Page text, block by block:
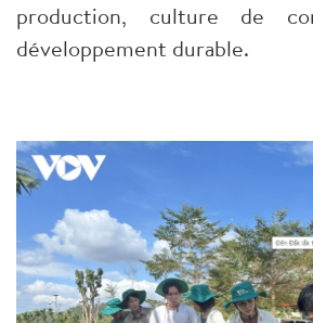
production, culture de
développement durable.